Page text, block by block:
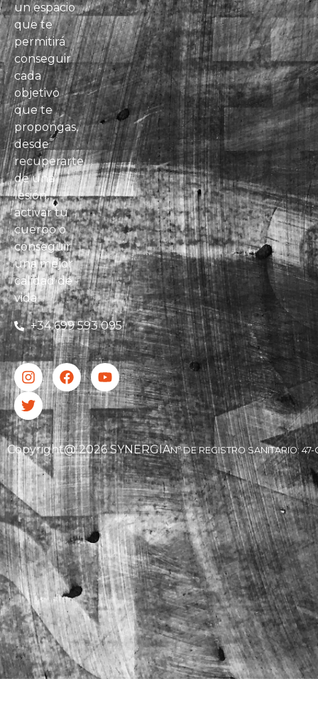
un espacio
que te
permitirá
conseguir
cada
objetivo
que te
propongas,
desde
recuperarte
de una
lesión,
activar tu
cuerpo o
conseguir
una mejor
calidad de
vida.
+34 699 593 095
Copyright@ 2026 SYNERGIANº DE REGISTRO SANITARIO: 47-